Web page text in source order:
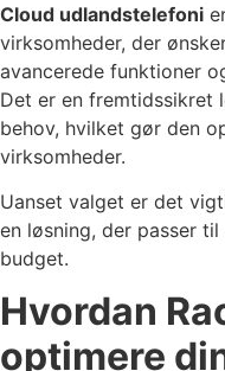
Cloud udlandstelefoni
virksomheder, der
avancerede funktioner
Det er en fremtidssikret
behov, hvilket gør den
virksomheder.
Uanset valget er det
en løsning, der passer
budget.
Hvordan
optimere